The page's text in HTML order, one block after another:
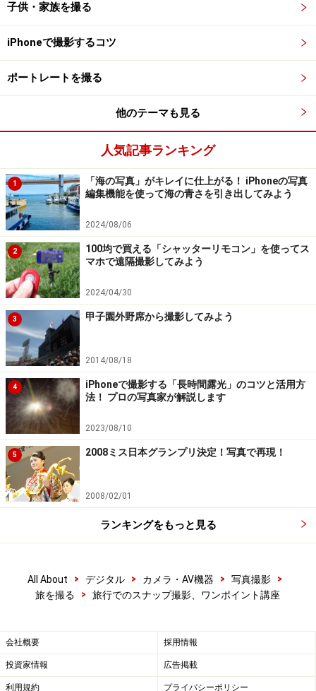
子供・家族を撮る
iPhoneで撮影するコツ
ポートレートを撮る
他のテーマも見る
人気記事ランキング
1
「海の写真」がキレイに仕上がる！ iPhoneの写真
編集機能を使って海の青さを引き出してみよう
2024/08/06
2
100均で買える「シャッターリモコン」を使ってス
マホで遠隔撮影してみよう
2024/04/30
3 甲子園外野席から撮影してみよう
2014/08/18
4
iPhoneで撮影する「長時間露光」のコツと活用方
法！ プロの写真家が解説します
2023/08/10
5 2008ミス日本グランプリ決定！写真で再現！
2008/02/01
ランキングをもっと見る
All About > デジタル > カメラ・AV機器 > 写真撮影
>
旅を撮る
> 旅行でのスナップ撮影、ワンポイント講座
会社概要 採用情報
投資家情報 広告掲載
利用規約 プライバシーポリシー